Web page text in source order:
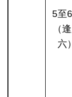
5至
（
六）